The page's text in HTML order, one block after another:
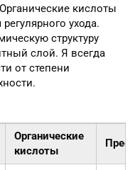
кислоты
ухода.
структуру
слой. Я всегда
от степени
Органические
кислоты